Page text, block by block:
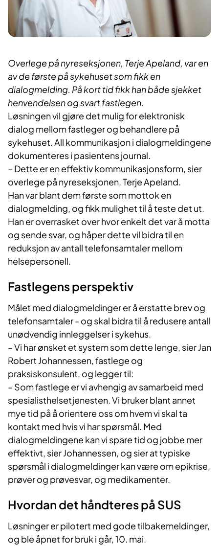
Overlege på nyreseksjonen, Terje Apeland, var en
av de første på sykehuset som fikk en
dialogmelding. På kort tid fikk han både sjekket
henvendelsen og svart fastlegen.
Løsningen vil gjøre det mulig for elektronisk
dialog mellom fastleger og behandlere på
sykehuset. All kommunikasjon i dialogmeldingene
dokumenteres i pasientens journal.
– Dette er en effektiv kommunikasjonsform, sier
overlege på nyreseksjonen, Terje Apeland.
Han var blant dem første som mottok en
dialogmelding, og fikk mulighet til å teste det ut.
Han er overrasket over hvor enkelt det var å motta
og sende svar, og håper dette vil bidra til en
reduksjon av antall telefonsamtaler mellom
helsepersonell.
Fastlegens perspektiv
Målet med dialogmeldinger er å erstatte brev og
telefonsamtaler - og skal bidra til å redusere antall
unødvendig innleggelser i sykehus.
– Vi har ønsket et system som dette lenge, sier Jan
Robert Johannessen, fastlege og
praksiskonsulent, og legger til:
– Som fastlege er vi avhengig av samarbeid med
spesialisthelsetjenesten. Vi bruker blant annet
mye tid på å orientere oss om hvem vi skal ta
kontakt med hvis vi har spørsmål. Med
dialogmeldingene kan vi spare tid og jobbe mer
effektivt, sier Johannessen, og sier at typiske
spørsmål i dialogmeldinger kan være om epikrise,
prøver og prøvesvar, og medikamenter.
Hvordan det håndteres på SUS
Løsninger er pilotert med gode tilbakemeldinger,
og ble åpnet for bruk i går, 10. mai.